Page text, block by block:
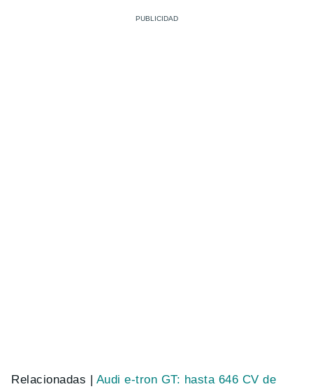
Relacionadas | Audi e-tron GT: hasta 646 CV de